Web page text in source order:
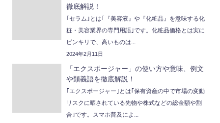
徹底解説！
｢セラム｣とは｢『美容液』や『化粧品』を意味する化
粧・美容業界の専門用語｣です。化粧品価格とは実に
ピンキリで、高いものは...
2024年2月11日
「エクスポージャー」の使い方や意味、例文
や類義語を徹底解説！
｢エクスポージャー｣とは｢保有資産の中で市場の変動
リスクに晒されている先物や株式などの総金額や割
合｣です。スマホ普及によ...